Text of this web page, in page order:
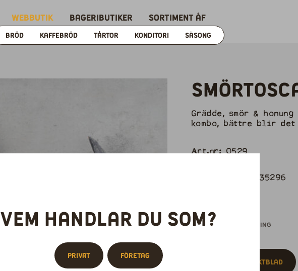
Webbutik Bageributiker Sortiment ÅF
BRÖD KAFFEBRÖD TÅRTOR KONDITORI SÄSONG
Grädde, smör &
kombo, bättre blir
Art.nr: 0529
EAN: 7350029735296
Ingrediensförteckning
Skriv ut produktblad
Vem handlar du som?
Privat Företag